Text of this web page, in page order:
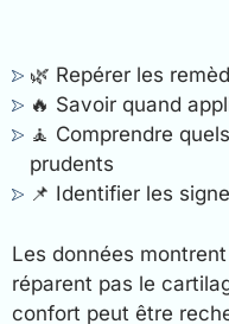
🌿 Repérer les
🔥 Savoir quand
🧘 Comprendre
prudents
📌 Identifier les
Les données
réparent pas le
confort peut être